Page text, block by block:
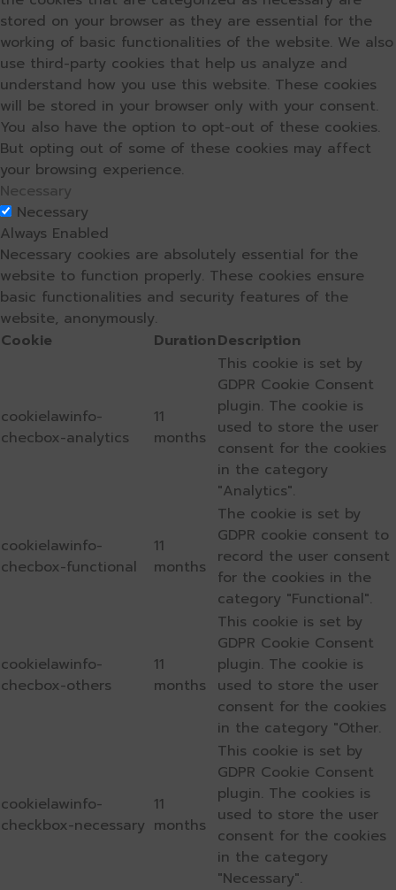
stored on your browser as they are essential for the
working of basic functionalities of the website. We also
use third-party cookies that help us analyze and
understand how you use this website. These cookies
will be stored in your browser only with your consent.
You also have the option to opt-out of these cookies.
But opting out of some of these cookies may affect
your browsing experience.
Necessary
Necessary
Always Enabled
Necessary cookies are absolutely essential for the
website to function properly. These cookies ensure
basic functionalities and security features of the
website, anonymously.
Cookie
DurationDescription
cookielawinfo-
checbox-analytics
11
months
This cookie is set by
GDPR Cookie Consent
plugin. The cookie is
used to store the user
consent for the cookies
in the category
"Analytics".
cookielawinfo-
checbox-functional
11
months
The cookie is set by
GDPR cookie consent to
record the user consent
for the cookies in the
category "Functional".
cookielawinfo-
checbox-others
11
months
This cookie is set by
GDPR Cookie Consent
plugin. The cookie is
used to store the user
consent for the cookies
in the category "Other.
cookielawinfo-
checkbox-necessary
11
months
This cookie is set by
GDPR Cookie Consent
plugin. The cookies is
used to store the user
consent for the cookies
in the category
"Necessary".